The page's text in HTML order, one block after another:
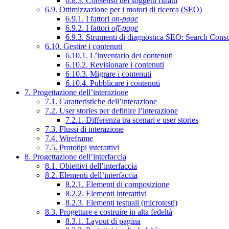
6.9. Ottimizzazione per i motori di ricerca (SEO)
6.9.1. I fattori on-page
6.9.2. I fattori off-page
6.9.3. Strumenti di diagnostica SEO: Search
6.10. Gestire i contenuti
6.10.1. L’inventario dei contenuti
6.10.2. Revisionare i contenuti
6.10.3. Migrare i contenuti
6.10.4. Pubblicare i contenuti
7. Progettazione dell’interazione
7.1. Caratteristiche dell’interazione
7.2. User stories per definire l’interazione
7.2.1. Differenza tra scenari e user stories
7.3. Flussi di interazione
7.4. Wireframe
7.5. Prototipi interattivi
8. Progettazione dell’interfaccia
8.1. Obiettivi dell’interfaccia
8.2. Elementi dell’interfaccia
8.2.1. Elementi di composizione
8.2.2. Elementi interattivi
8.2.3. Elementi testuali (microtesti)
8.3. Progettare e costruire in alta fedeltà
8.3.1. Layout di pagina